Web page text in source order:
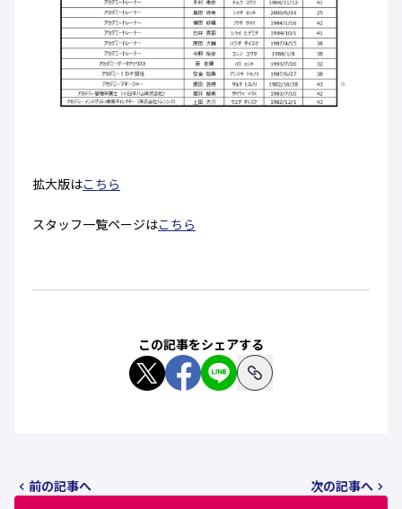
拡大版はこちら
スタッフ一覧ページはこちら
この記事をシェアする
前の記事へ
次の記事へ